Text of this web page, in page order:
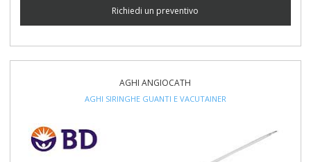
Richiedi un preventivo
AGHI ANGIOCATH
AGHI SIRINGHE GUANTI E VACUTAINER